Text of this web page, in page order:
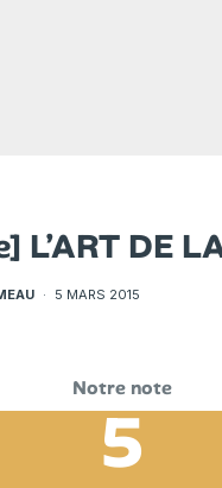
L’ART DE
· 5 MARS 2015
5